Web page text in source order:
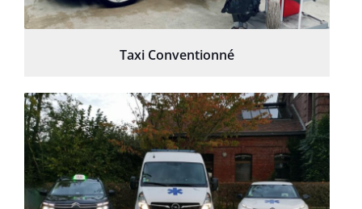
Taxi Conventionné